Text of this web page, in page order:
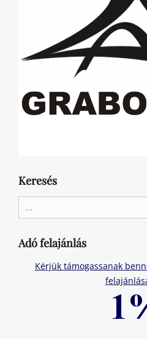
Keresés
for:
Adó felajánlás
Kérjük támogassanak